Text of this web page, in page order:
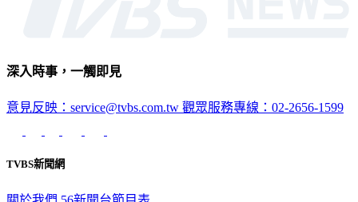
深入時事，一觸即見
意見反映：service@tvbs.com.tw 觀眾服務專線：02-2656-1599
TVBS新聞網